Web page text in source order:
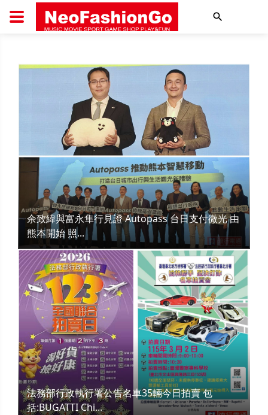
搜尋
余致緯與富永隼行見證 Autopass 台日支付微光 由
熊本開始 照...
法務部行政執行署公告名車35輛今日拍賣 包
括:BUGATTI Chi...